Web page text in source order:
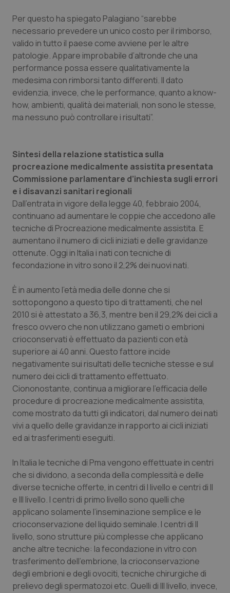
Quotidiano Chirurgia
Quotidiano Oncologia
Quotidiano Pediatria
Rene & patologie urogenitali
Sangue & coagulazione
Tiroide
Tumore al seno
Tumore ovarico
Tumori gastrointestinali
Ulcera & Reflusso
Vaccini
Per questo ha spiegato Palagiano “sarebbe
necessario prevedere un unico costo per il rimborso,
valido in tutto il paese come avviene per le altre
patologie. Appare improbabile d’altronde che una
performance possa essere qualitativamente la
medesima con rimborsi tanto differenti. Il dato
evidenzia, invece, che le performance, quanto a know-
how, ambienti, qualità dei materiali, non sono le stesse,
ma nessuno può controllare i risultati”.
Sintesi della relazione statistica sulla
procreazione medicalmente assistita presentata
Commissione parlamentare d’inchiesta sugli errori
e i disavanzi sanitari regionali
Dall’entrata in vigore della legge 40, febbraio 2004,
continuano ad aumentare le coppie che accedono alle
tecniche di Procreazione medicalmente assistita. E
aumentano il numero di cicli iniziati e delle gravidanze
ottenute. Oggi in Italia i nati con tecniche di
fecondazione in vitro sono il 2,2% dei nuovi nati.
È in aumento l’età media delle donne che si
sottopongono a questo tipo di trattamenti, che nel
2010 si è attestato a 36,3, mentre ben il 29,2% dei cicli a
fresco ovvero che non utilizzano gameti o embrioni
crioconservati è effettuato da pazienti con età
superiore ai 40 anni. Questo fattore incide
negativamente sui risultati delle tecniche stesse e sul
numero dei cicli di trattamento effettuato.
Ciononostante, continua a migliorare l’efficacia delle
procedure di procreazione medicalmente assistita,
come mostrato da tutti gli indicatori, dal numero dei nati
vivi a quello delle gravidanze in rapporto ai cicli iniziati
ed ai trasferimenti eseguiti.
In Italia le tecniche di Pma vengono effettuate in centri
che si dividono, a seconda della complessità e delle
diverse tecniche offerte, in centri di I livello e centri di II
e III livello. I centri di primo livello sono quelli che
applicano solamente l’inseminazione semplice e le
crioconservazione del liquido seminale. I centri di II
livello, sono strutture più complesse che applicano
anche altre tecniche: la fecondazione in vitro con
trasferimento dell’embrione, la crioconservazione
degli embrioni e degli ovociti, tecniche chirurgiche di
prelievo degli spermatozoi etc. Quelli di III livello, invece,